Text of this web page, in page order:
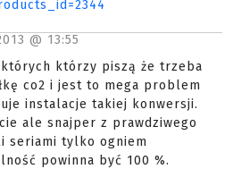
@ 13:55
którzy piszą że trzeba
co2 i jest to mega problem
instalacje takiej konwersji.
ale snajper z prawdziwego
seriami tylko ogniem
powinna być 100 %.